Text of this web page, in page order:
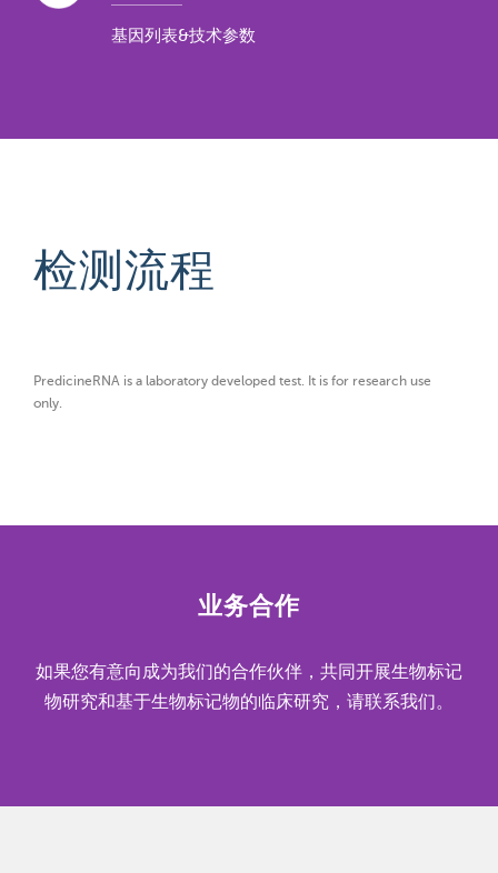
基因列表&技术参数
检测流程
PredicineRNA is a laboratory developed test. It is for research use
only.
业务合作
如果您有意向成为我们的合作伙伴，共同开展生物标记
物研究和基于生物标记物的临床研究，请联系我们。